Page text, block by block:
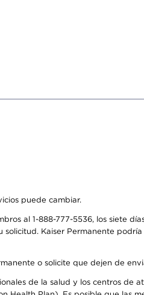
puede cambiar.
al 1-888-777-5536, los siete
Kaiser Permanente
o solicite que dejen de
de la salud y los centros de